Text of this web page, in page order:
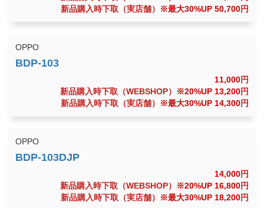
新品購入時下取（実店舗）
※最大30%UP 50,700円
OPPO
11,000円
新品購入時下取（WEBSHOP）
※20%UP 13,200円
新品購入時下取（実店舗）
※最大30%UP 14,300円
OPPO
14,000円
新品購入時下取（WEBSHOP）
※20%UP 16,800円
新品購入時下取（実店舗）
※最大30%UP 18,200円